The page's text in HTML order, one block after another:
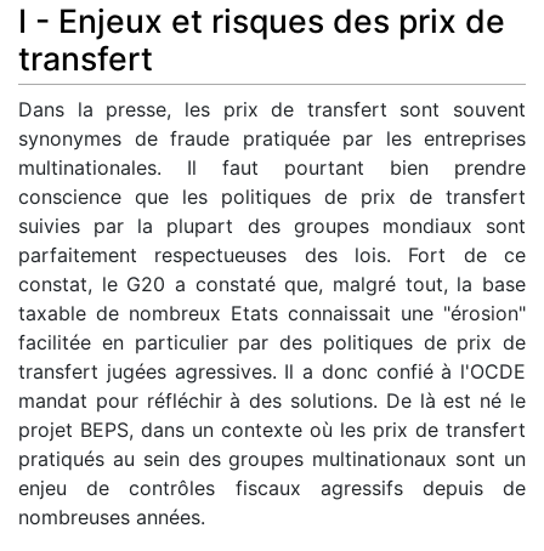
I - Enjeux et risques des prix de
transfert
Dans la presse, les prix de transfert sont souvent
synonymes de fraude pratiquée par les entreprises
multinationales. Il faut pourtant bien prendre
conscience que les politiques de prix de transfert
suivies par la plupart des groupes mondiaux sont
parfaitement respectueuses des lois. Fort de ce
constat, le G20 a constaté que, malgré tout, la base
taxable de nombreux Etats connaissait une "érosion"
facilitée en particulier par des politiques de prix de
transfert jugées agressives. Il a donc confié à l'OCDE
mandat pour réfléchir à des solutions. De là est né le
projet BEPS, dans un contexte où les prix de transfert
pratiqués au sein des groupes multinationaux sont un
enjeu de contrôles fiscaux agressifs depuis de
nombreuses années.